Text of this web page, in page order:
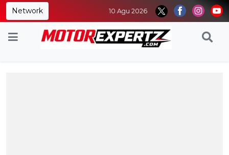
Network 10 Agu 2026